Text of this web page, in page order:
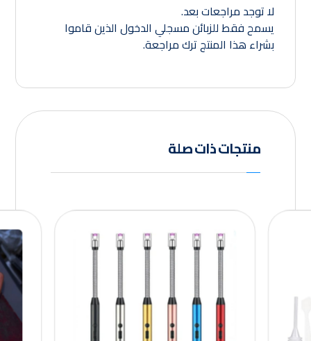
لا توجد مراجعات بعد.
يسمح فقط للزبائن مسجلي الدخول الذين قاموا
بشراء هذا المنتج ترك مراجعة.
منتجات ذات صلة